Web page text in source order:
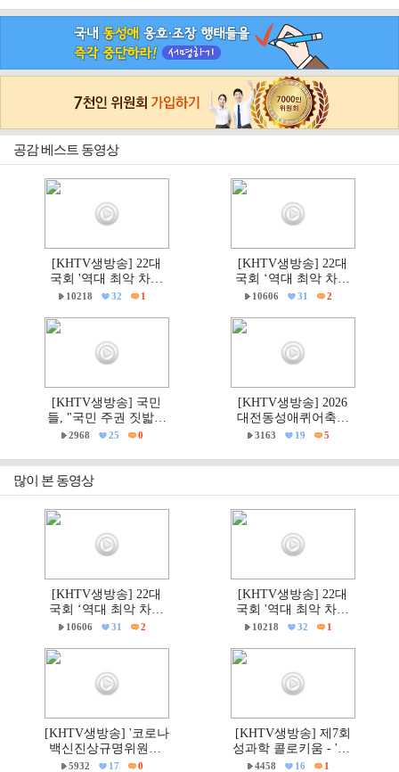
공감 베스트 동영상
[KHTV생방송] 22대
국회 '역대 최악 차별
금지법' 반대 거룩한방
10218 32 1
[KHTV생방송] 22대
국회 ‘역대 최악 차별
금지법’ 반대 거룩한방
10606 31 2
[KHTV생방송] 국민
들, "국민 주권 짓밟힌
6·3지방선거, 재선거하
하라!"
2968 25 0
[KHTV생방송] 2026
대전동성애퀴어축제
& 2026 거룩한방파제
대회' 현장
3163 19 5
많이 본 동영상
[KHTV생방송] 22대
국회 ‘역대 최악 차별
금지법’ 반대 거룩한방
10606 31 2
[KHTV생방송] 22대
국회 '역대 최악 차별
금지법' 반대 거룩한방
10218 32 1
[KHTV생방송] '코로나
백신진상규명위원회'
출범촉구 국회 기자회
5932 17 0
[KHTV생방송] 제7회
성과학 콜로키움 - 'PC
주의 & 의학'
4458 16 1